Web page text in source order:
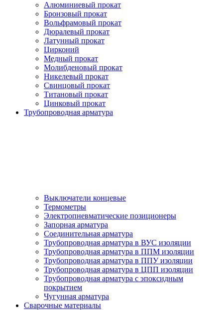
Алюминиевый прокат
Бронзовый прокат
Вольфрамовый прокат
Дюралевый прокат
Латунный прокат
Цирконий
Медный прокат
Молибденовый прокат
Никелевый прокат
Свинцовый прокат
Титановый прокат
Цинковый прокат
Трубопроводная арматура
Выключатели концевые
Термометры
Электропневматические позиционеры
Запорная арматура
Соединительная арматура
Трубопроводная арматура в ВУС изоляции
Трубопроводная арматура в ППМ изоляции
Трубопроводная арматура в ППУ изоляции
Трубопроводная арматура в ЦПП изоляции
Трубопроводная арматура с эпоксидным
покрытием
Чугунная арматура
Сварочные материалы